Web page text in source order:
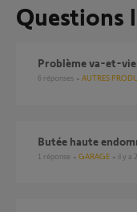
Questions
Problème va-et-
6 réponses AUTRES
Butée haute
1 réponse GARAGE il y a